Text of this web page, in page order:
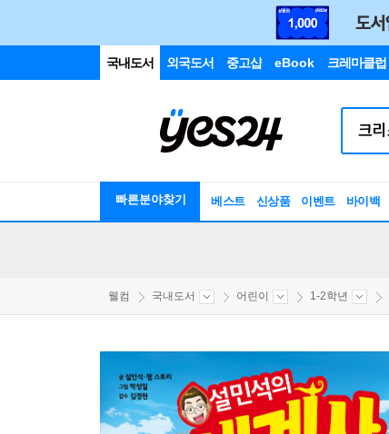
국내도서 외국도서 중고샵 eBook 크레마클럽
빠른분야찾기 베스트 신상품 이벤트 바이백
웰컴 국내도서 어린이 1-2학년